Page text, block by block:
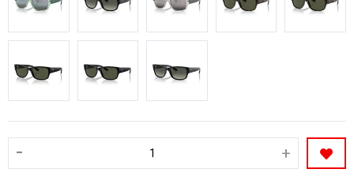
- +